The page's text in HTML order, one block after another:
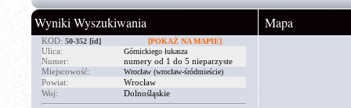
Wyniki Wyszukiwania
KOD: 50-352 [id] [POKAŻ NA MAPIE]
Ulica: Górnickiego łukasza
Numer:
numery od 1 do 5 nieparzyste
Miejscowość:
Wrocław (wrocław-śródmieście)
Powiat:
Wrocław
Woj:
Dolnośląskie
Mapa